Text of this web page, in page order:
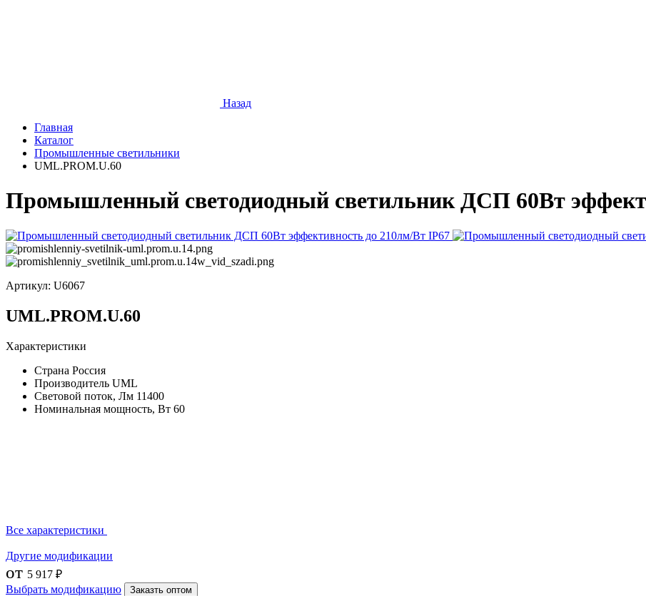
Назад
Главная
Каталог
Промышленные светильники
UML.PROM.U.60
Промышленный светодиодный светильник ДСП 60Вт
Артикул: U6067
UML.PROM.U.60
Характеристики
Страна Россия
Производитель UML
Световой поток, Лм 11400
Номинальная мощность, Вт 60
Все характеристики
Другие модификации
от 5 917 ₽
Выбрать модификацию
Заказть оптом